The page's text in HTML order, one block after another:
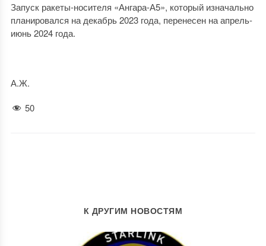
Запуск ракеты-носителя «Ангара-А5», который изначально
планировался на декабрь 2023 года, перенесен на апрель-
июнь 2024 года.
А.Ж.
50
К ДРУГИМ НОВОСТЯМ